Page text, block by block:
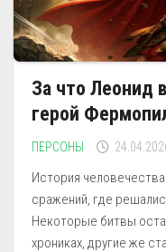
За что Леонид
герой
ПЕРСОНЫ
История
сражений, где
Некоторые битвы
хрониках, другие же